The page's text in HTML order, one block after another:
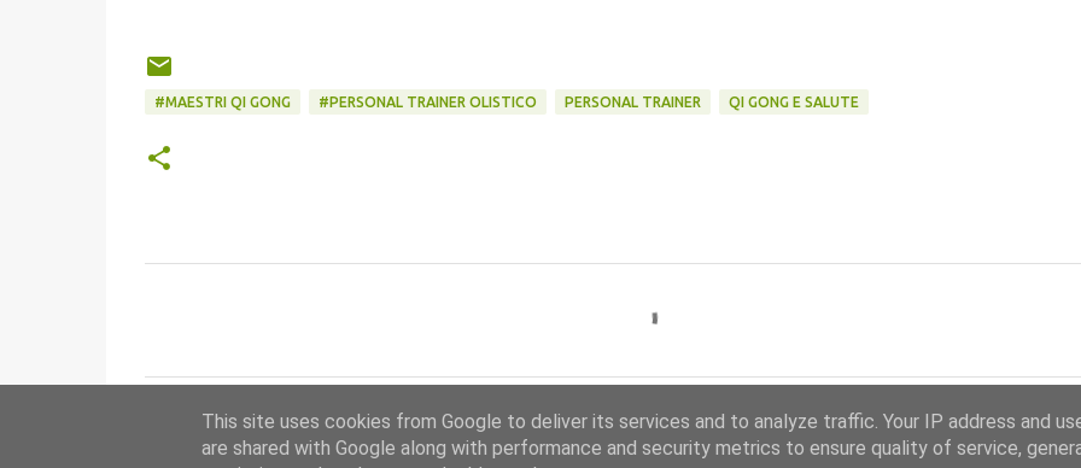
#MAESTRI QI GONG #PERSONAL TRAINER OLISTICO PERSONAL TRAINER QI GONG E SALUTE
This site uses cookies from Google to deliver its services and to analyze traffic. Your IP address and
are shared with Google along with performance and security metrics to ensure quality of service,